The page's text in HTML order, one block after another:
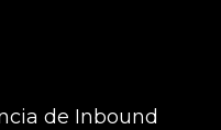
de Inbound